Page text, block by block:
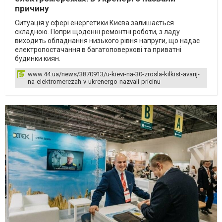
причину
Ситуація у сфері енергетики Києва залишається
складною. Попри щоденні ремонтні роботи, з ладу
виходить обладнання низького рівня напруги, що надає
електропостачання в багатоповерхові та приватні
будинки киян.
www.44.ua/news/3870913/u-kievi-na-30-zrosla-kilkist-avarij-
na-elektromerezah-v-ukrenergo-nazvali-pricinu